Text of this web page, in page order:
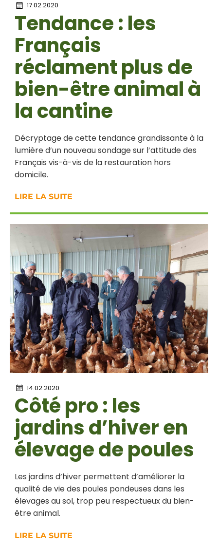
17.02.2020
Tendance : les
Français
réclament plus de
bien-être animal à
la cantine
Décryptage de cette tendance grandissante à la
lumière d’un nouveau sondage sur l’attitude des
Français vis-à-vis de la restauration hors
domicile.
LIRE LA SUITE
14.02.2020
Côté pro : les
jardins d’hiver en
élevage de poules
Les jardins d’hiver permettent d’améliorer la
qualité de vie des poules pondeuses dans les
élevages au sol, trop peu respectueux du bien-
être animal.
LIRE LA SUITE